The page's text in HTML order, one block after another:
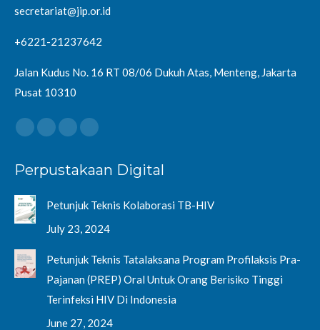
secretariat@jip.or.id
+6221-21237642
Jalan Kudus No. 16 RT 08/06 Dukuh Atas, Menteng, Jakarta
Pusat 10310
Find us on:
Perpustakaan Digital
Petunjuk Teknis Kolaborasi TB-HIV
July 23, 2024
Petunjuk Teknis Tatalaksana Program Profilaksis Pra-
Pajanan (PREP) Oral Untuk Orang Berisiko Tinggi
Terinfeksi HIV Di Indonesia
June 27, 2024